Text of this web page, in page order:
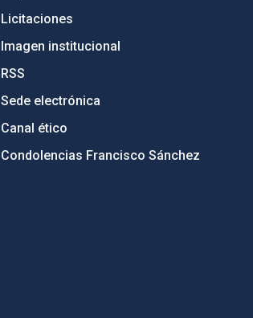
Licitaciones
Imagen institucional
RSS
Sede electrónica
Canal ético
Condolencias Francisco Sánchez